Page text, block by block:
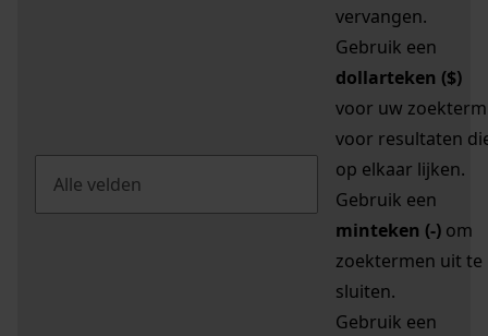
vervangen.
Gebruik een
dollarteken ($)
voor uw zoekterm
voor resultaten
op elkaar lijken.
Gebruik een
minteken (-) om
zoektermen uit te
sluiten.
Gebruik een